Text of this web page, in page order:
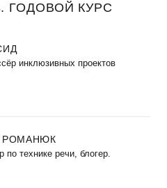
ГОДОВОЙ КУРС
инклюзивных проектов
РОМАНЮК
по технике речи, блогер.